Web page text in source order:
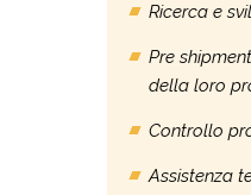
Ricerca e
Pre
della loro
Controllo
Assistenza